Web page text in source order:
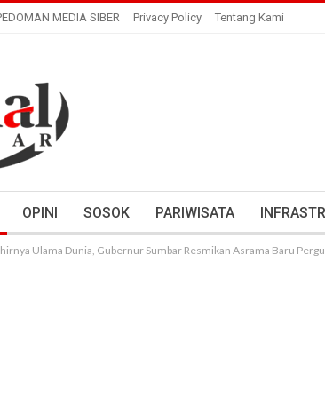
MEDIA SIBER Privacy Policy Tentang Kami
OPINI SOSOK PARIWISATA
Ulama Dunia, Gubernur Sumbar Resmikan Asrama Baru